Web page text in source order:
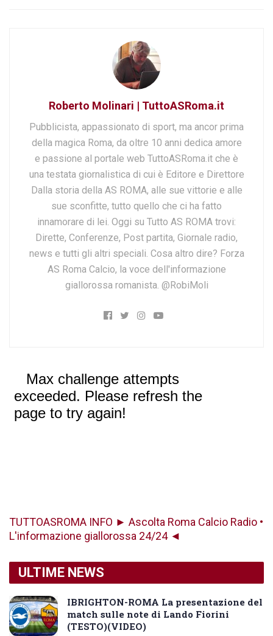
Roberto Molinari | TuttoASRoma.it
Pubblicista, appassionato di sport, ma ancor prima
della magica Roma, da oltre 10 anni dedica amore
e passione al portale web TuttoASRoma.it che è
una testata giornalistica di cui è Editore e Direttore
Dalla storia della AS ROMA, alle sue vittorie e alle
sue sconfitte, tutto quello che ci ha fatto
innamorare di lei. Oggi su Tutto AS ROMA trovi:
Dirette, Conferenze, Post partita, Giornale radio,
news e tutti gli altri speciali. Cosa altro dire? Forza
AS Roma Calcio, la voce dell'informazione
giallorossa romanista. @RobiMoli
TUTTOASROMA INFO ► Ascolta Roma Calcio Radio •
L'informazione giallorossa 24/24 ◄
ULTIME NEWS
IBRIGHTON-ROMA La presentazione del
match sulle note di Lando Fiorini
(TESTO)(VIDEO)